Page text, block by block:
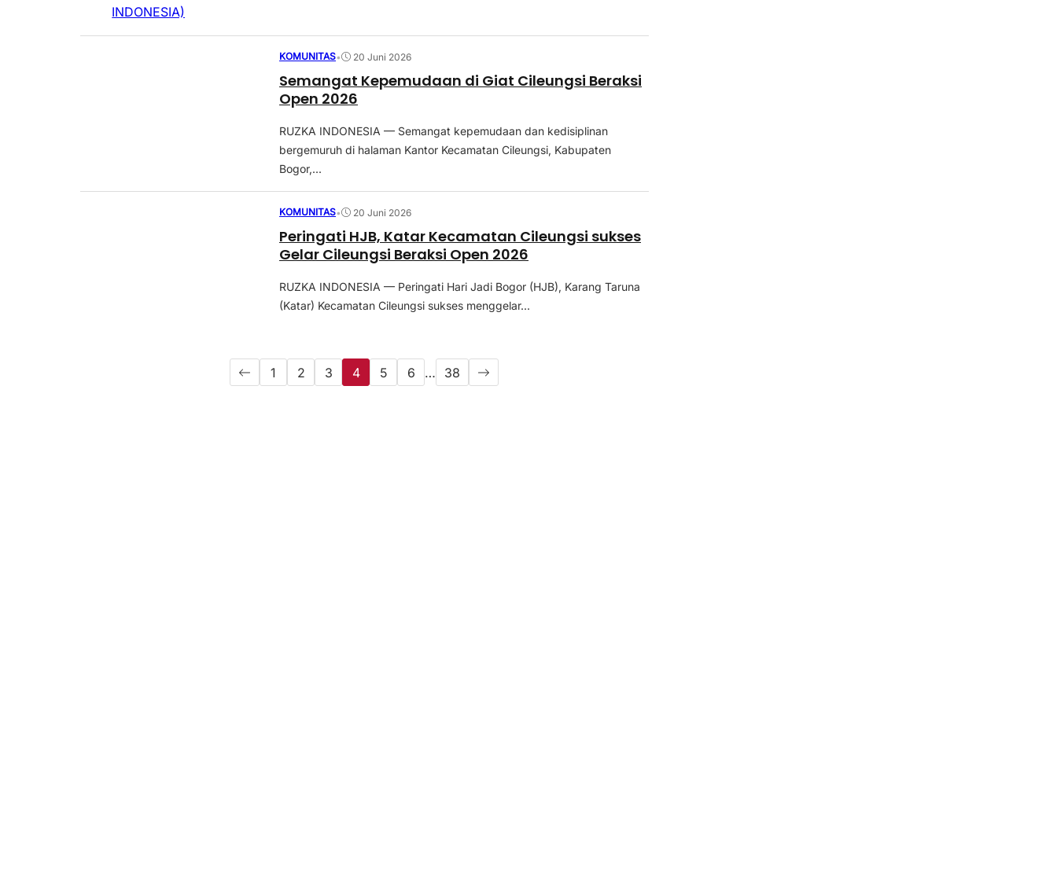
KOMUNITAS• 20 Juni 2026
Semangat Kepemudaan di Giat Cileungsi Beraksi
Open 2026
RUZKA INDONESIA — Semangat kepemudaan dan kedisiplinan
bergemuruh di halaman Kantor Kecamatan Cileungsi, Kabupaten
Bogor,...
KOMUNITAS• 20 Juni 2026
Peringati HJB, Katar Kecamatan Cileungsi sukses
Gelar Cileungsi Beraksi Open 2026
RUZKA INDONESIA — Peringati Hari Jadi Bogor (HJB), Karang Taruna
(Katar) Kecamatan Cileungsi sukses menggelar...
1 2 3 4 5 6 … 38